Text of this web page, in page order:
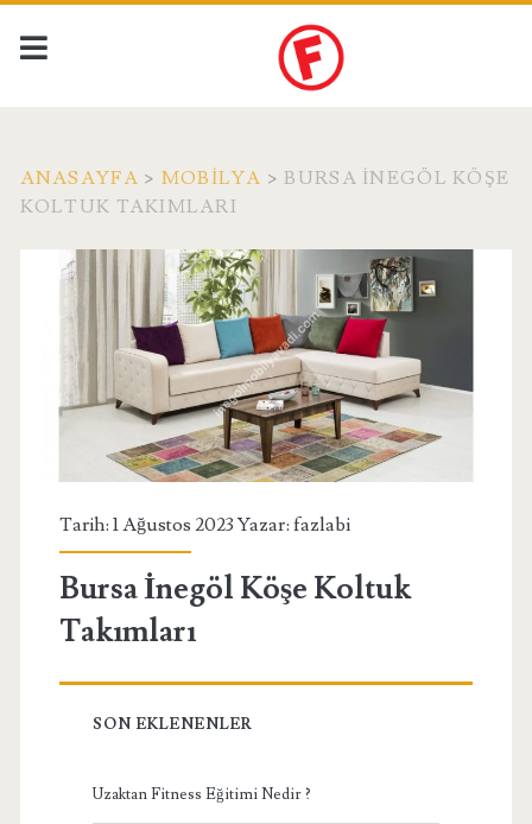
ANASAYFA > MOBILYA >BURSA İNEGÖL KÖŞE
KOLTUK TAKIMLARI
Tarih: 1 Ağustos 2023 Yazar: fazlabi
Bursa İnegöl Köşe Koltuk
Takımları
SON EKLENENLER
Uzaktan Fitness Eğitimi Nedir ?